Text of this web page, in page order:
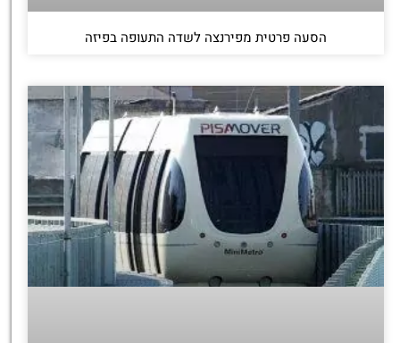
הסעה פרטית מפירנצה לשדה התעופה בפיזה